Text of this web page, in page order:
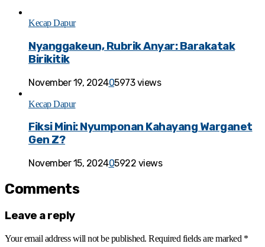
Kecap Dapur
Nyanggakeun, Rubrik Anyar: Barakatak
Birikitik
November 19, 202405973 views
Kecap Dapur
Fiksi Mini: Nyumponan Kahayang Warganet
Gen Z?
November 15, 202405922 views
Comments
Leave a reply
Your email address will not be published. Required fields are marked *